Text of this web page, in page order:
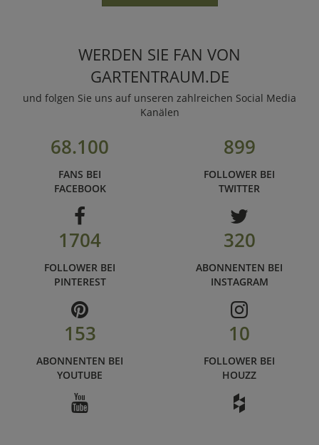
WERDEN SIE FAN VON
GARTENTRAUM.DE
und folgen Sie uns auf unseren zahlreichen Social Media
Kanälen
68.100
FANS BEI
FACEBOOK
899
FOLLOWER BEI
TWITTER
1704
FOLLOWER BEI
PINTEREST
320
ABONNENTEN BEI
INSTAGRAM
153
ABONNENTEN BEI
YOUTUBE
10
FOLLOWER BEI
HOUZZ